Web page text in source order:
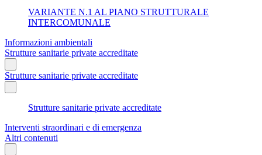
VARIANTE N.1 AL PIANO STRUTTURALE
INTERCOMUNALE
Informazioni ambientali
Strutture sanitarie private accreditate
Strutture sanitarie private accreditate
Strutture sanitarie private accreditate
Interventi straordinari e di emergenza
Altri contenuti